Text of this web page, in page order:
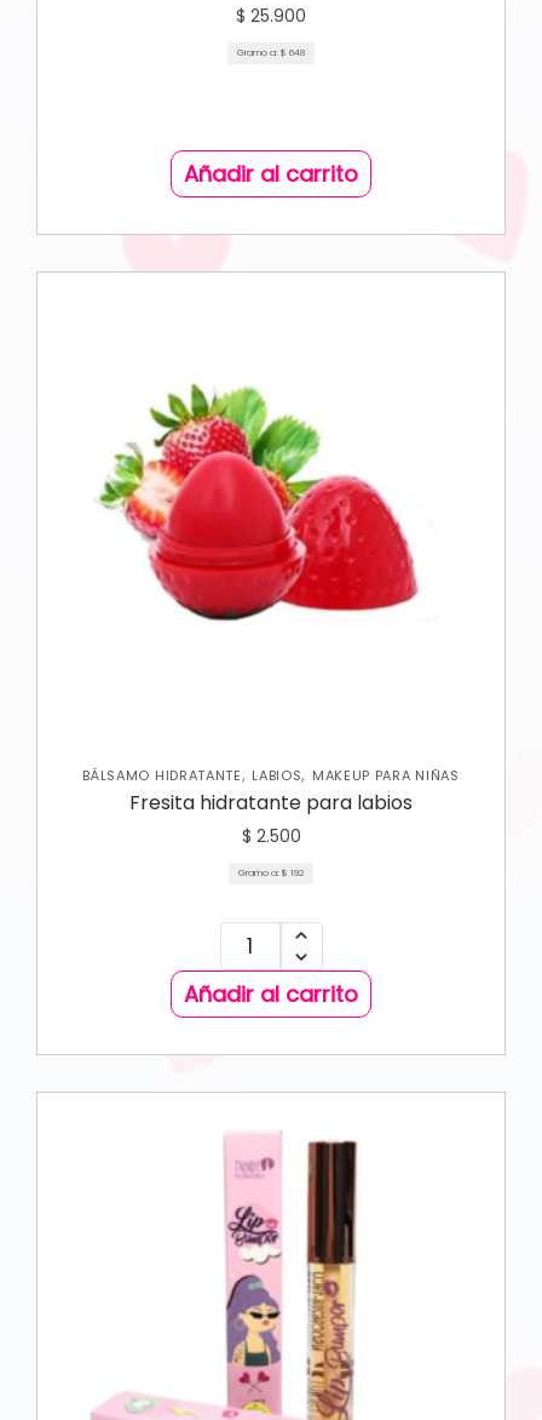
$ 25.900
Gramo a: $ 648
Añadir al carrito
BÁLSAMO HIDRATANTE, LABIOS, MAKEUP PARA NIÑAS
Fresita hidratante para labios
$ 2.500
Gramo a: $ 192
Añadir al carrito